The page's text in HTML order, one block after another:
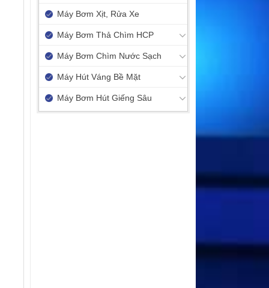
Máy Bơm Xịt, Rửa Xe
Máy Bơm Thả Chìm HCP
Máy Bơm Chìm Nước Sạch
Máy Hút Váng Bề Mặt
Máy Bơm Hút Giếng Sâu